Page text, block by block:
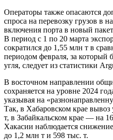
Операторы также опасаются
спроса на перевозку грузов в
включения порта в новый
В период с 1 по 20 марта
сократился до 1,55 млн т в
периодом февраля, за который
угля, следует из статистики
В восточном направлении
сохраняется на уровне 2024
указывая на
Так, в Хабаровском крае
т, в Забайкальском крае — на
Хакасии наблюдается
до 1,2 млн т и 598 тыс. т.